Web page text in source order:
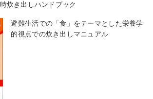
炊き出しハンドブック
避難生活での「食」をテーマとした栄養学
的視点での炊き出しマニュアル